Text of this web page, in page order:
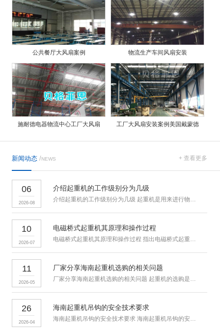
公共餐厅大风扇案例 物流生产车间风扇安装
施耐德电器物流中心工厂大风扇 工厂大风扇安装案例美国戴蒙德
新闻动态 /NEWS + 查看更多
06
2026-08
介绍起重机的工作级别分为几级
介绍起重机的工作级别分为几级 起重机是用来进行物料搬运和吊装的
10
2026-07
电磁桥式起重机其原理和操作过程
电磁桥式起重机其原理和操作过程 指出电磁桥式起重机通过电磁吸盘
11
2026-05
厂家分享海南起重机选购的相关问题
厂家分享海南起重机选购的相关问题 起重机的选购是众多用户所关心
26
2026-04
海南起重机吊钩的安全技术要求
海南起重机吊钩的安全技术要求 海南起重机吊钩的安全检验人力驱动